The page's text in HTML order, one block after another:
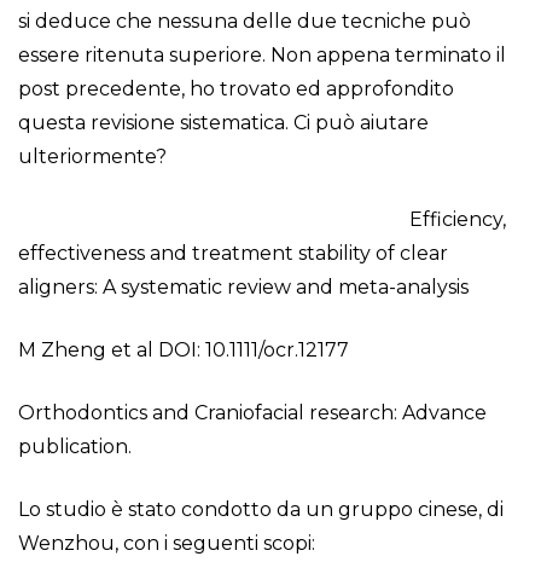
si deduce che nessuna delle due tecniche può
essere ritenuta superiore. Non appena terminato il
post precedente, ho trovato ed approfondito
questa revisione sistematica. Ci può aiutare
ulteriormente?
Efficiency,
effectiveness and treatment stability of clear
aligners: A systematic review and meta-analysis
M Zheng et al DOI: 10.1111/ocr.12177
Orthodontics and Craniofacial research: Advance
publication.
Lo studio è stato condotto da un gruppo cinese, di
Wenzhou, con i seguenti scopi: